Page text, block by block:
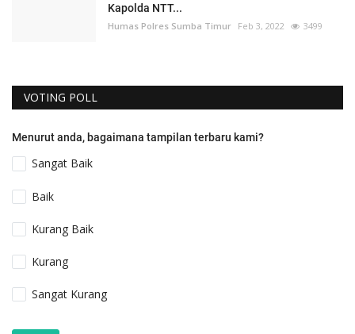
Kapolda NTT...
Humas Polres Sumba Timur Feb 3, 2022 3499
VOTING POLL
Menurut anda, bagaimana tampilan terbaru kami?
Sangat Baik
Baik
Kurang Baik
Kurang
Sangat Kurang